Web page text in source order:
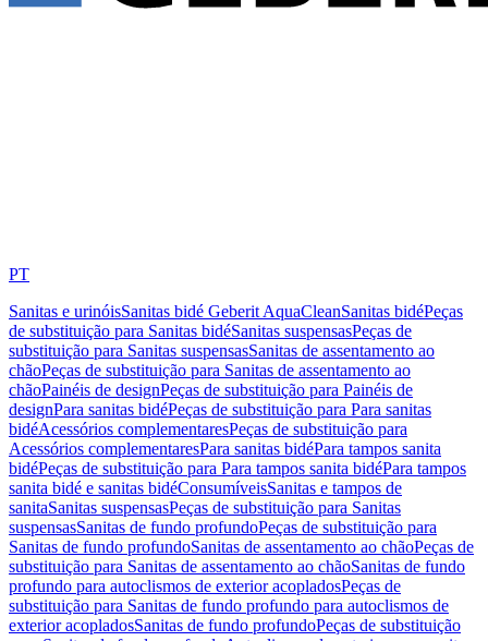
PT
Sanitas e urinóisSanitas bidé Geberit AquaCleanSanitas bidéPeças
de substituição para Sanitas bidéSanitas suspensasPeças de
substituição para Sanitas suspensasSanitas de assentamento ao
chãoPeças de substituição para Sanitas de assentamento ao
chãoPainéis de designPeças de substituição para Painéis de
designPara sanitas bidéPeças de substituição para Para sanitas
bidéAcessórios complementaresPeças de substituição para
Acessórios complementaresPara sanitas bidéPara tampos sanita
bidéPeças de substituição para Para tampos sanita bidéPara tampos
sanita bidé e sanitas bidéConsumíveisSanitas e tampos de
sanitaSanitas suspensasPeças de substituição para Sanitas
suspensasSanitas de fundo profundoPeças de substituição para
Sanitas de fundo profundoSanitas de assentamento ao chãoPeças de
substituição para Sanitas de assentamento ao chãoSanitas de fundo
profundo para autoclismos de exterior acopladosPeças de
substituição para Sanitas de fundo profundo para autoclismos de
exterior acopladosSanitas de fundo profundoPeças de substituição